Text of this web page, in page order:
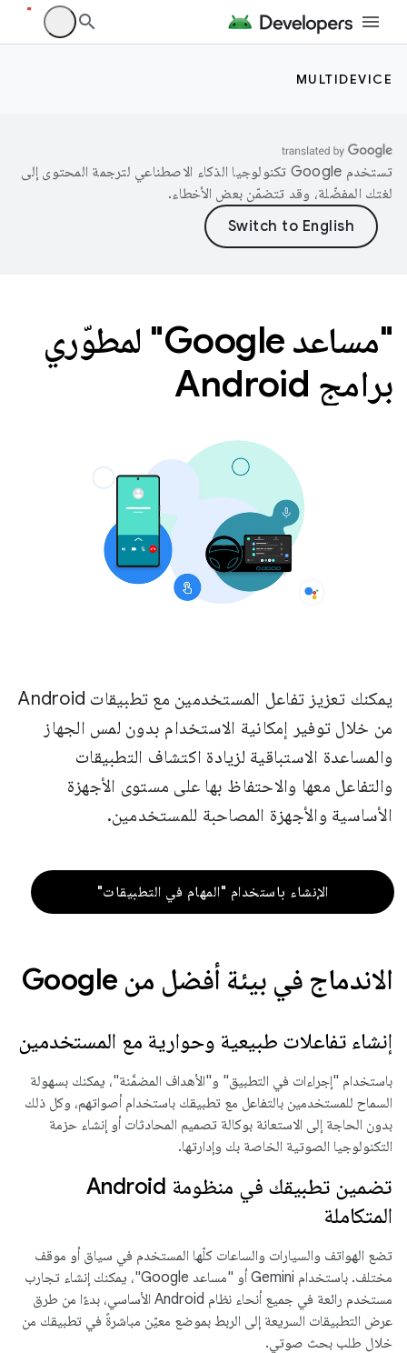
MULTIDEVICE
تستخدم Google تكنولوجيا الذكاء الاصطناعي لترجمة المحتوى إلى
لغتك المفضّلة، وقد تتضمّن بعض الأخطاء.
"مساعد Google" لمطوّري
برامج Android
يمكنك تعزيز تفاعل المستخدمين مع تطبيقات Android
من خلال توفير إمكانية الاستخدام بدون لمس الجهاز
والمساعدة الاستباقية لزيادة اكتشاف التطبيقات
والتفاعل معها والاحتفاظ بها على مستوى الأجهزة
الأساسية والأجهزة المصاحبة للمستخدمين.
الإنشاء باستخدام "المهام في التطبيقات"
الاندماج في بيئة أفضل من Google
إنشاء تفاعلات طبيعية وحوارية مع المستخدمين
باستخدام "إجراءات في التطبيق" و"الأهداف المضمَّنة"، يمكنك بسهولة
السماح للمستخدمين بالتفاعل مع تطبيقك باستخدام أصواتهم، وكل ذلك
بدون الحاجة إلى الاستعانة بوكالة تصميم المحادثات أو إنشاء حزمة
التكنولوجيا الصوتية الخاصة بك وإدارتها.
تضمين تطبيقك في منظومة Android
المتكاملة
تضع الهواتف والسيارات والساعات كلّها المستخدم في سياق أو موقف
مختلف. باستخدام Gemini أو "مساعد Google"، يمكنك إنشاء تجارب
مستخدم رائعة في جميع أنحاء نظام Android الأساسي، بدءًا من طرق
عرض التطبيقات السريعة إلى الربط بموضع معيّن مباشرةً في تطبيقك من
خلال طلب بحث صوتي.